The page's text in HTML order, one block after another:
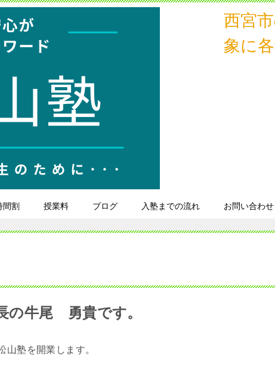
西宮
象に
間割 授業料 ブログ 入塾までの流れ お問い合わせ
牛尾 勇貴です。
山塾を開業します。